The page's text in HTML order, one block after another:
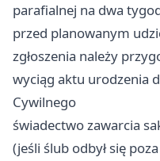
parafialnej na dwa
przed planowanym
zgłoszenia należy
wyciąg aktu urodzenia
Cywilnego
świadectwo zawarcia
(jeśli ślub odbył się